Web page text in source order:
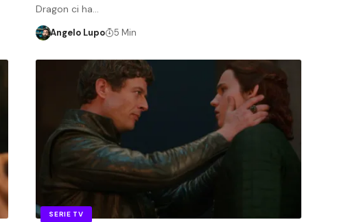
Dragon ci ha…
Angelo Lupo 5 Min
SERIE TV